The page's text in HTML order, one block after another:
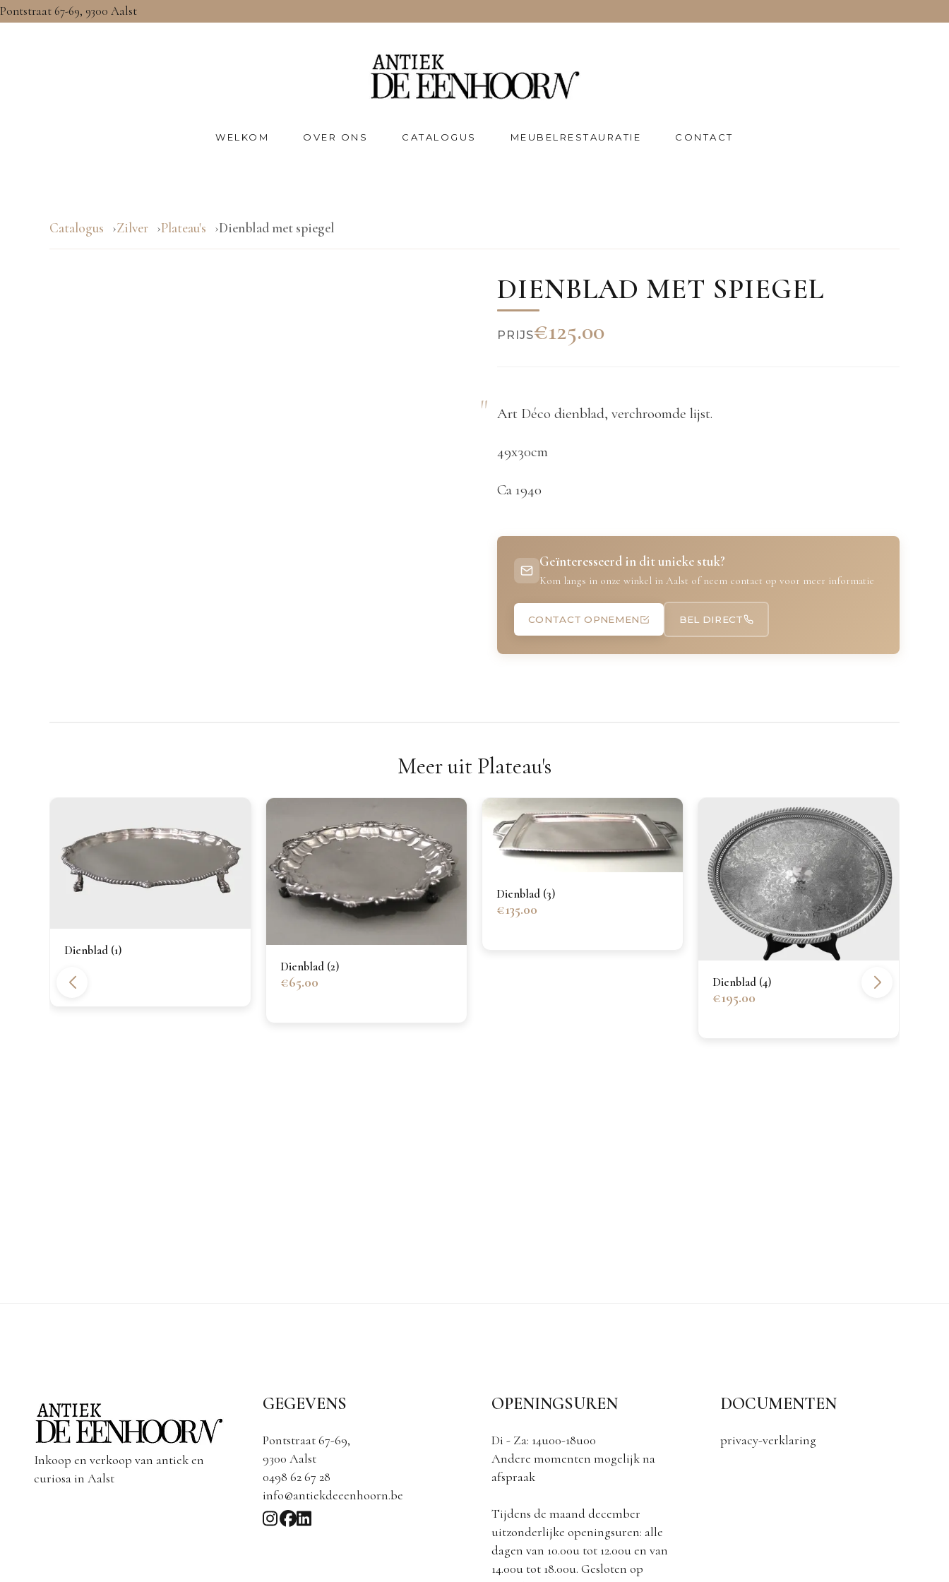
Pontstraat 67-69, 9300 Aalst
WELKOM OVER ONS CATALOGUS MEUBELRESTAURATIE CONTACT
Catalogus Zilver Plateau's Dienblad met spiegel
DIENBLAD MET SPIEGEL
PRIJS€125.00
Art Déco dienblad, verchroomde lijst.
49x30cm
Ca 1940
Geïnteresseerd in dit unieke stuk?
Kom langs in onze winkel in Aalst of neem contact op voor meer informatie
CONTACT OPNEMEN BEL DIRECT
Meer uit Plateau's
Dienblad (1)
Dienblad (2)
€65.00
Dienblad (3)
€135.00
Dienblad (4)
€195.00
Inkoop en verkoop van antiek en
curiosa in Aalst
GEGEVENS
Pontstraat 67-69,
9300 Aalst
0498 62 67 28
info@antiekdeeenhoorn.be
OPENINGSUREN
Di - Za: 14u00-18u00
Andere momenten mogelijk na
afspraak
Tijdens de maand december
uitzonderlijke openingsuren: alle
dagen van 10.00u tot 12.00u en van
14.00u tot 18.00u. Gesloten op
DOCUMENTEN
privacy-verklaring